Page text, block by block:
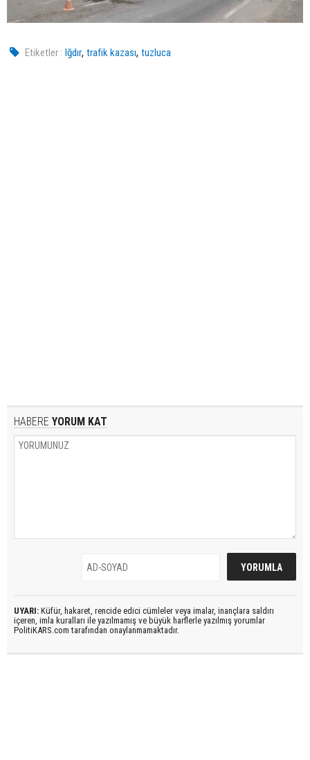
Etiketler : Iğdır,trafik kazası,tuzluca
HABERE YORUM KAT
UYARI: Küfür, hakaret, rencide edici cümleler veya imalar, inançlara saldırı
içeren, imla kuralları ile yazılmamış ve büyük harflerle yazılmış yorumlar
PolitiKARS.com tarafından onaylanmamaktadır.